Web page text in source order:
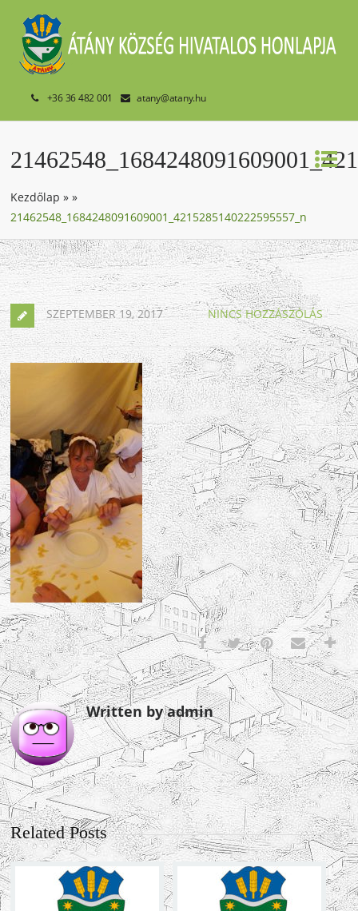
+36 36 482 001 atany@atany.hu
Kezdőlap »»
21462548_1684248091609001_4215285140222595557_n
SZEPTEMBER 19, 2017 NINCS HOZZÁSZÓLÁS
Written by admin
Related Posts